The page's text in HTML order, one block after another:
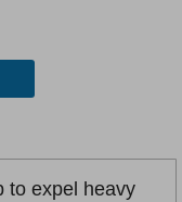
to expel heavy